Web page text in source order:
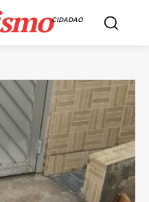
CIDADAO